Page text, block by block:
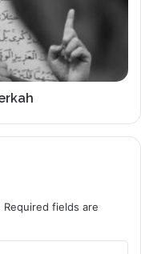
Required fields are